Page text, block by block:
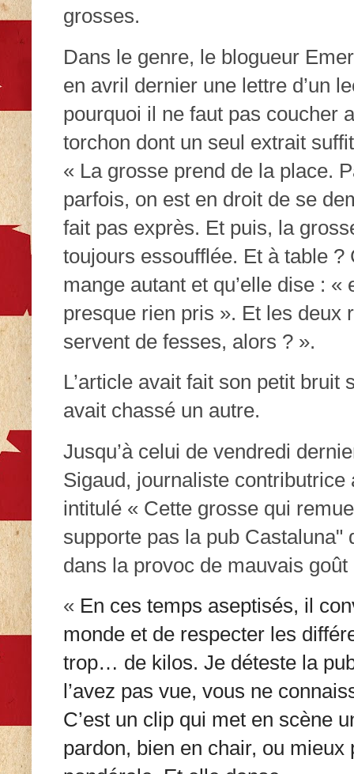
grosses.
Dans le genre, le blogueur
en avril dernier une lettre d’un
pourquoi il ne faut pas coucher
torchon dont un seul extrait
« La grosse prend de la place.
parfois, on est en droit de se
fait pas exprès. Et puis, la
toujours essoufflée. Et à table ?
mange autant et qu’elle dise : «
presque rien pris ». Et les deux
servent de fesses, alors ? ».
L’article avait fait son petit bruit
avait chassé un autre.
Jusqu’à celui de vendredi
Sigaud, journaliste contributrice
intitulé « Cette grosse qui
supporte pas la pub Castaluna"
dans la provoc de mauvais goût
« En ces temps aseptisés, il
monde et de respecter les
trop… de kilos. Je déteste la
l’avez pas vue, vous ne
C’est un clip qui met en scène
pardon, bien en chair, ou